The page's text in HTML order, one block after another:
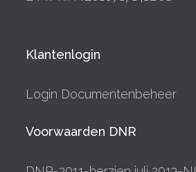
Klantenlogin
Login Documentenbeheer
Voorwaarden DNR